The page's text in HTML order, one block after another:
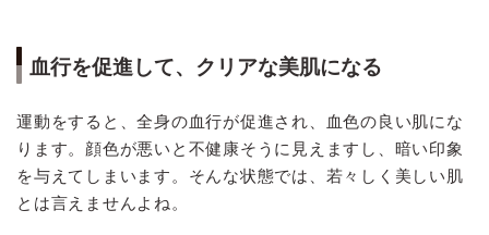
血行を促進して、クリアな美肌になる
運動をすると、全身の血行が促進され、血色の良い肌にな
ります。顔色が悪いと不健康そうに見えますし、暗い印象
を与えてしまいます。そんな状態では、若々しく美しい肌
とは言えませんよね。